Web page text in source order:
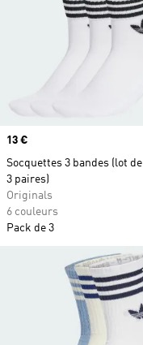
Prix
13 €
Socquettes 3 bandes (lot de
3 paires)
Originals
6 couleurs
Pack de 3